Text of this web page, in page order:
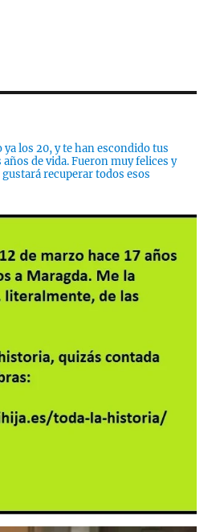
los 20, y te han escondido tus
de vida. Fueron muy felices y
recuperar todos esos